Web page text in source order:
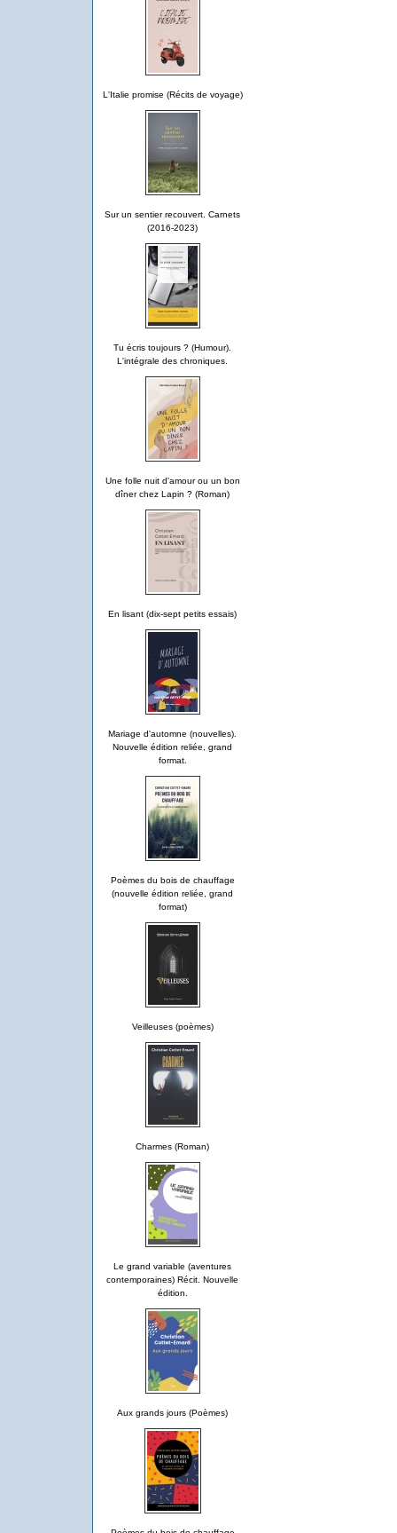
L'Italie promise (Récits de voyage)
Sur un sentier recouvert. Carnets
(2016-2023)
Tu écris toujours ? (Humour).
L'intégrale des chroniques.
Une folle nuit d'amour ou un bon
dîner chez Lapin ? (Roman)
En lisant (dix-sept petits essais)
Mariage d'automne (nouvelles).
Nouvelle édition reliée, grand
format.
Poèmes du bois de chauffage
(nouvelle édition reliée, grand
format)
Veilleuses (poèmes)
Charmes (Roman)
Le grand variable (aventures
contemporaines) Récit. Nouvelle
édition.
Aux grands jours (Poèmes)